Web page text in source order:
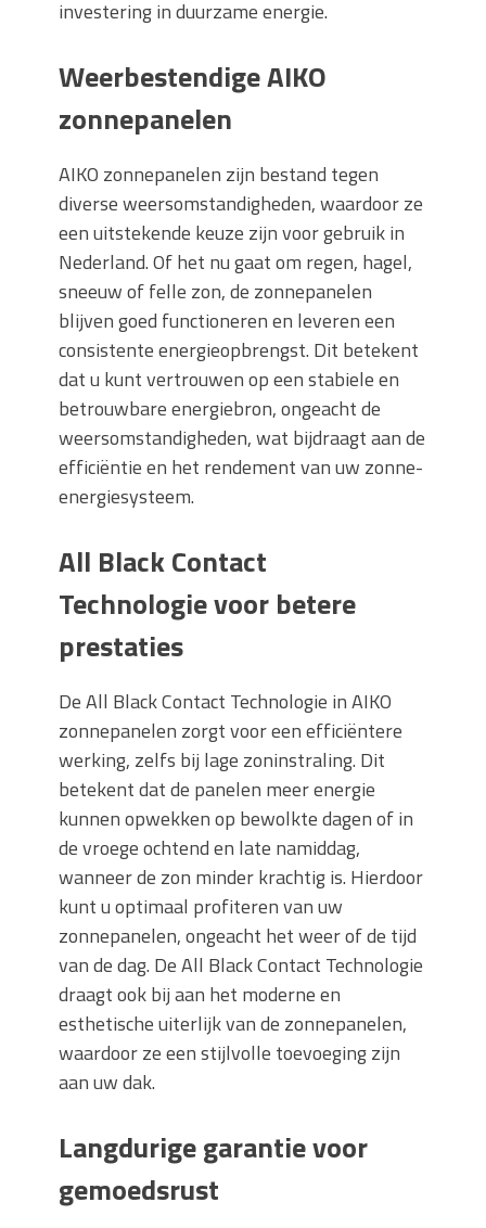
investering in duurzame energie.
Weerbestendige AIKO
zonnepanelen
AIKO zonnepanelen zijn bestand tegen
diverse weersomstandigheden, waardoor ze
een uitstekende keuze zijn voor gebruik in
Nederland. Of het nu gaat om regen, hagel,
sneeuw of felle zon, de zonnepanelen
blijven goed functioneren en leveren een
consistente energieopbrengst. Dit betekent
dat u kunt vertrouwen op een stabiele en
betrouwbare energiebron, ongeacht de
weersomstandigheden, wat bijdraagt aan de
efficiëntie en het rendement van uw zonne-
energiesysteem.
All Black Contact
Technologie voor betere
prestaties
De All Black Contact Technologie in AIKO
zonnepanelen zorgt voor een efficiëntere
werking, zelfs bij lage zoninstraling. Dit
betekent dat de panelen meer energie
kunnen opwekken op bewolkte dagen of in
de vroege ochtend en late namiddag,
wanneer de zon minder krachtig is. Hierdoor
kunt u optimaal profiteren van uw
zonnepanelen, ongeacht het weer of de tijd
van de dag. De All Black Contact Technologie
draagt ook bij aan het moderne en
esthetische uiterlijk van de zonnepanelen,
waardoor ze een stijlvolle toevoeging zijn
aan uw dak.
Langdurige garantie voor
gemoedsrust